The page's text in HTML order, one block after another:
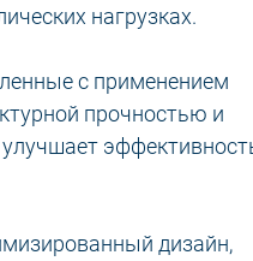
нагрузках.
с применением
прочностью и
дизайн,